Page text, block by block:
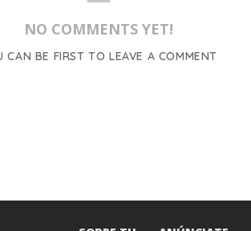
NO COMMENTS YET!
CAN BE FIRST TO LEAVE A COMMENT